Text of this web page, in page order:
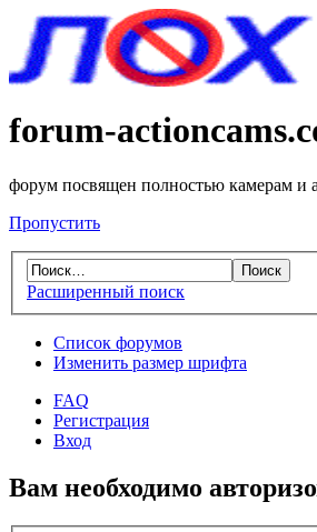
forum-
форум посвящен полностью камерам и
Пропустить
Расширенный поиск
Список форумов
Изменить размер шрифта
FAQ
Регистрация
Вход
Вам необходимо